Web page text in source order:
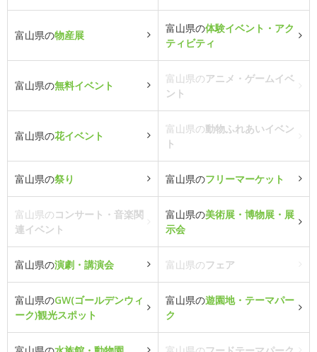
富山県の物産展
富山県の体験イベント・アク
ティビティ
富山県の無料イベント
富山県のアニメ・ゲームイベ
ント
富山県の花イベント
富山県の動物ふれあいイベン
ト
富山県の祭り 富山県のフリーマーケット
富山県のコンサート・音楽関
連イベント
富山県の美術展・博物展・展
示会
富山県の演劇・講演会 富山県のフェア
富山県のGW(ゴールデンウィ
ーク)観光スポット
富山県の遊園地・テーマパー
ク